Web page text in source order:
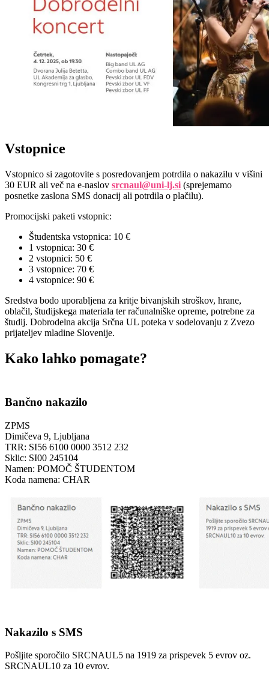
Vstopnice
Vstopnico si zagotovite s posredovanjem potrdila o nakazilu v višini
30 EUR ali več na e-naslov srcnaul@uni-lj.si (sprejemamo
posnetke zaslona SMS donacij ali potrdila o plačilu).
Promocijski paketi vstopnic:
Študentska vstopnica: 10 €
1 vstopnica: 30 €
2 vstopnici: 50 €
3 vstopnice: 70 €
4 vstopnice: 90 €
Sredstva bodo uporabljena za kritje bivanjskih stroškov, hrane,
oblačil, študijskega materiala ter računalniške opreme, potrebne za
študij. Dobrodelna akcija Srčna UL poteka v sodelovanju z Zvezo
prijateljev mladine Slovenije.
Kako lahko pomagate?
Bančno nakazilo
ZPMS
Dimičeva 9, Ljubljana
TRR: SI56 6100 0000 3512 232
Sklic: SI00 245104
Namen: POMOČ ŠTUDENTOM
Koda namena: CHAR
Nakazilo s SMS
Pošljite sporočilo SRCNAUL5 na 1919 za prispevek 5 evrov oz.
SRCNAUL10 za 10 evrov.